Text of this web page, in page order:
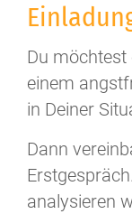
Du möchtest
einem
in Deiner
Dann
analysieren